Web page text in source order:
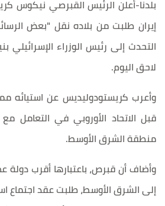
بلدنا-أعلن الرئيس القبرصي نيكوس
إيران طلبت من بلاده نقل "بعض
التحدث إلى رئيس الوزراء الإسرائيلي
لاحق اليوم.
وأعرب كريستودوليديس عن استيائه
قبل الاتحاد الأوروبي في التعامل
منطقة الشرق الأوسط.
وأضاف أن قبرص، باعتبارها أقرب دولة
إلى الشرق الأوسط، طلبت عقد اجتماع